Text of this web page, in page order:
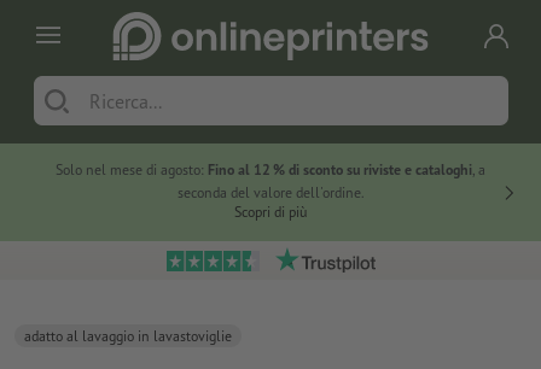
Solo nel mese di agosto: Fino al 12 % di sconto su riviste e cataloghi, a
seconda del valore dell'ordine.
Scopri di più
adatto al lavaggio in lavastoviglie